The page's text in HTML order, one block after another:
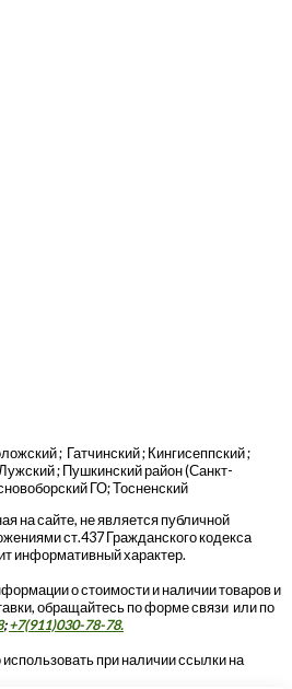
; Гатчинский ; Кингисеппский ;
; Пушкинский район (Санкт-
ГО; Тосненский
на сайте, не является публичной
ст.437 Гражданского кодекса
информативный характер.
о стоимости и наличии товаров и
обращайтесь по форме связи или по
;+7(911)030-78-78.
при наличии ссылки на